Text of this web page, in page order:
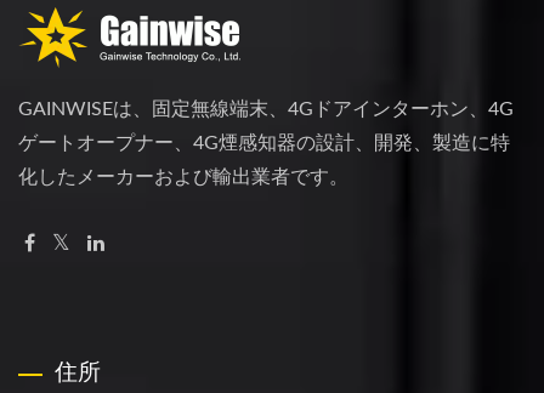
GAINWISEは、固定無線端末、4Gドアインターホン、4G
ゲートオープナー、4G煙感知器の設計、開発、製造に特
化したメーカーおよび輸出業者です。
住所